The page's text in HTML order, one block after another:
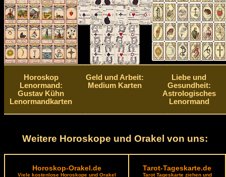
Horoskop
Lenormand:
Gustav Kühn
Lenormandkarten
Geld und Arbeit:
Medium Karten
Liebe und
Gesundheit:
Astrologisches
Lenormand
Weitere Horoskope und Orakel von uns:
Horoskop-Orakel.de
Viele kostenlose Horoskope und Orakel
Tarot-Tageskarte.de
Tarot Tageskarte ziehen und